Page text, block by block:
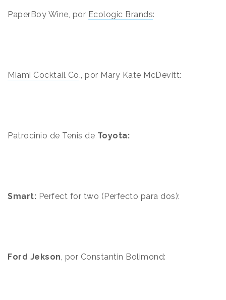
PaperBoy Wine, por Ecologic Brands:
Miami Cocktail Co., por Mary Kate McDevitt:
Patrocinio de Tenis de Toyota:
Smart: Perfect for two (Perfecto para dos):
Ford Jekson , por Constantin Bolimond: